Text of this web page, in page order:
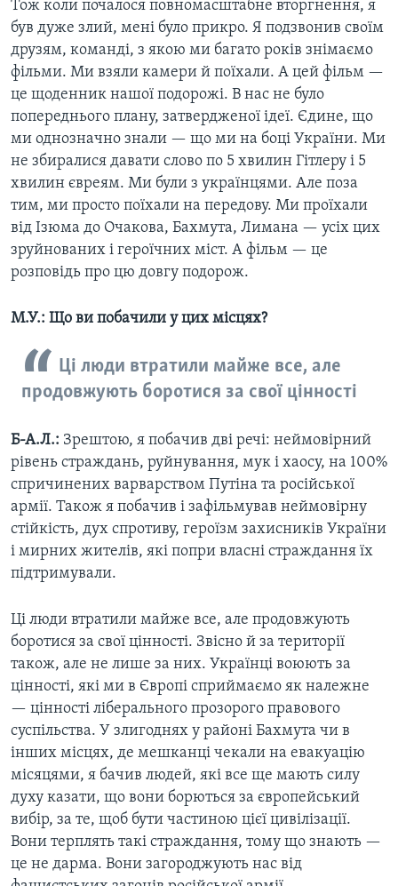
Тож коли почалося повномасштабне вторгнення, я
був дуже злий, мені було прикро. Я подзвонив своїм
друзям, команді, з якою ми багато років знімаємо
фільми. Ми взяли камери й поїхали. А цей фільм —
це щоденник нашої подорожі. В нас не було
попереднього плану, затвердженої ідеї. Єдине, що
ми однозначно знали — що ми на боці України. Ми
не збиралися давати слово по 5 хвилин Гітлеру і 5
хвилин євреям. Ми були з українцями. Але поза
тим, ми просто поїхали на передову. Ми проїхали
від Ізюма до Очакова, Бахмута, Лимана — усіх цих
зруйнованих і героїчних міст. А фільм — це
розповідь про цю довгу подорож.
М.У.: Що ви побачили у цих місцях?
Ці люди втратили майже все, але
продовжують боротися за свої цінності
Б-А.Л.: Зрештою, я побачив дві речі: неймовірний
рівень страждань, руйнування, мук і хаосу, на 100%
спричинених варварством Путіна та російської
армії. Також я побачив і зафільмував неймовірну
стійкість, дух спротиву, героїзм захисників України
і мирних жителів, які попри власні страждання їх
підтримували.
Ці люди втратили майже все, але продовжують
боротися за свої цінності. Звісно й за території
також, але не лише за них. Українці воюють за
цінності, які ми в Європі сприймаємо як належне
— цінності ліберального прозорого правового
суспільства. У злигоднях у районі Бахмута чи в
інших місцях, де мешканці чекали на евакуацію
місяцями, я бачив людей, які все ще мають силу
духу казати, що вони борються за європейський
вибір, за те, щоб бути частиною цієї цивілізації.
Вони терплять такі страждання, тому що знають —
це не дарма. Вони загороджують нас від